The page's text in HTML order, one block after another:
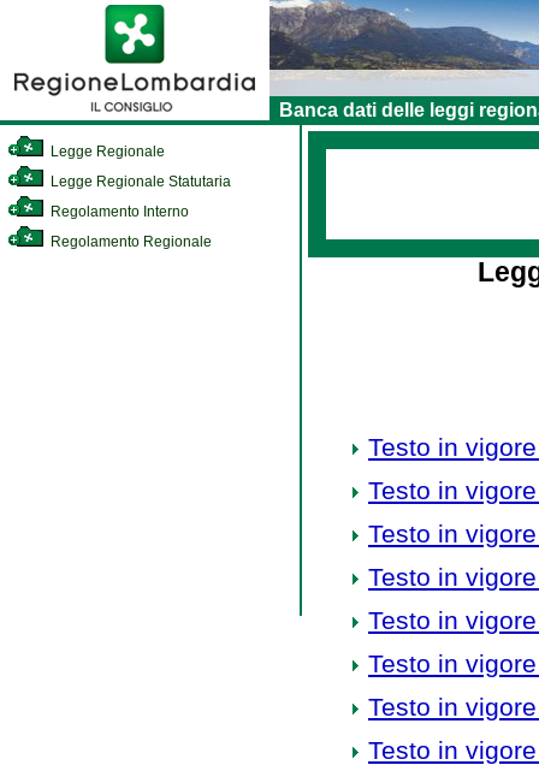
Banca dati delle leggi
Legge Regionale
Legge Regionale Statutaria
Regolamento Interno
Regolamento Regionale
Testo in
Testo in
Testo in
Testo in
Testo in
Testo in
Testo in
Testo in